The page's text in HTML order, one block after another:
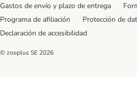
Gastos de envío y plazo de entrega
Programa de afiliación
Protección de
Declaración de accesibilidad
© zooplus SE 2026